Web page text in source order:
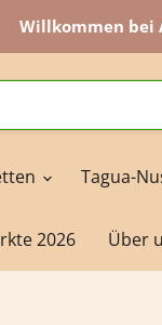
Willkommen bei
Tagua-
2026 Über